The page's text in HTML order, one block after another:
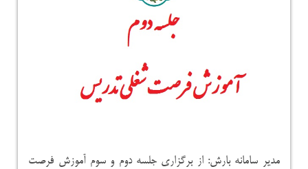
مدیر سامانه بارش: از برگزاری جلسه دوم و سوم آموزش فرصت